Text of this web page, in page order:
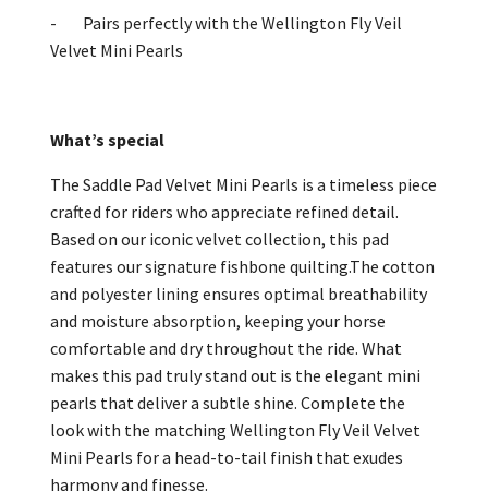
- Pairs perfectly with the Wellington Fly Veil
Velvet Mini Pearls
What’s special
The Saddle Pad Velvet Mini Pearls is a timeless piece
crafted for riders who appreciate refined detail.
Based on our iconic velvet collection, this pad
features our signature fishbone quilting.The cotton
and polyester lining ensures optimal breathability
and moisture absorption, keeping your horse
comfortable and dry throughout the ride. What
makes this pad truly stand out is the elegant mini
pearls that deliver a subtle shine. Complete the
look with the matching Wellington Fly Veil Velvet
Mini Pearls for a head-to-tail finish that exudes
harmony and finesse.